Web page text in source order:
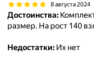
8 августа 2024
Достоинства:
размер. На рост 140
Недостатки: Их нет